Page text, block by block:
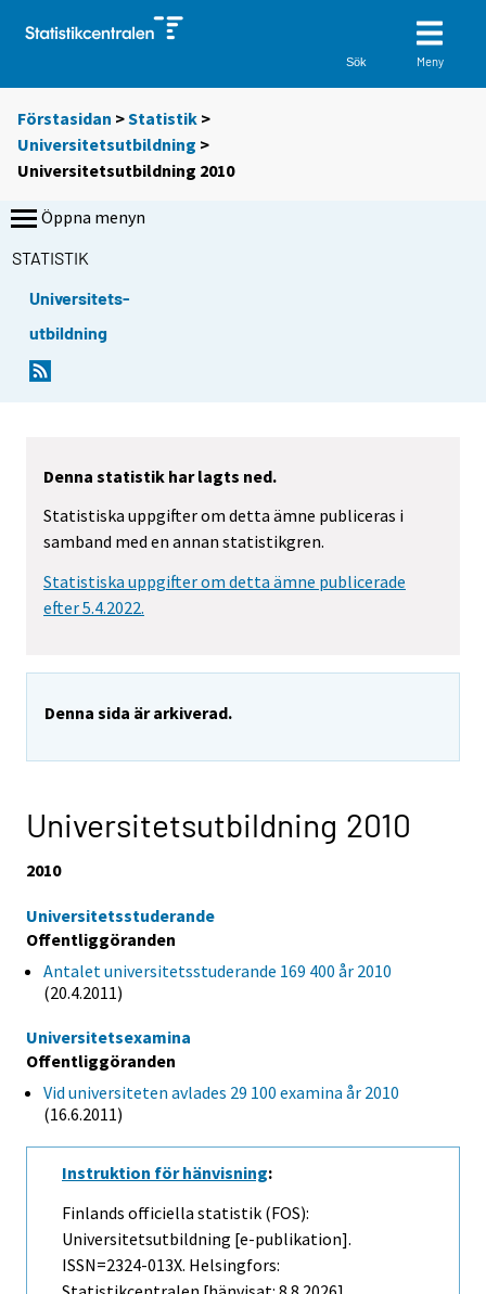
Sök Meny
Förstasidan >Statistik >
Universitetsutbildning >
Universitetsutbildning 2010
Öppna menyn
STATISTIK
Universitets-
utbildning
Denna statistik har lagts ned.
Statistiska uppgifter om detta ämne publiceras i
samband med en annan statistikgren.
Statistiska uppgifter om detta ämne publicerade
efter 5.4.2022.
Denna sida är arkiverad.
Universitetsutbildning 2010
2010
Universitetsstuderande
Offentliggöranden
Antalet universitetsstuderande 169 400 år 2010
(20.4.2011)
Universitetsexamina
Offentliggöranden
Vid universiteten avlades 29 100 examina år 2010
(16.6.2011)
Instruktion för hänvisning:
Finlands officiella statistik (FOS):
Universitetsutbildning [e-publikation].
ISSN=2324-013X. Helsingfors: